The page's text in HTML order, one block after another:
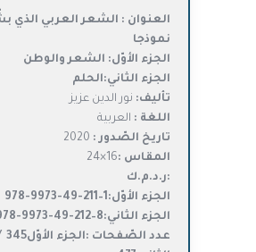
العنوان : الشعر العربي الذي
نموذجا
الجزء الأوّل: الشعر والوطن
الجزء الثاني:الحلم
تأليف: نور الدين عزيز
اللغة : العربية
تاريخ الصّدور :
المقاس :16×24
:ر.د.م.ك
الجزء الأوّل:1
–
211
-49-9973-978
الجزء الثاني:8
–
212
-49-9973-978